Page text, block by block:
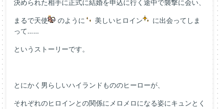
決められた相手に正式に結婚を申込に行く途中で襲撃に会い、
まるで天使 のように 美しいヒロイン
に出会ってしま
って……
というストーリーです。
とにかく男らしいハイランドもののヒーローが、
それぞれのヒロインとの関係にメロメロになる姿にキュンとく